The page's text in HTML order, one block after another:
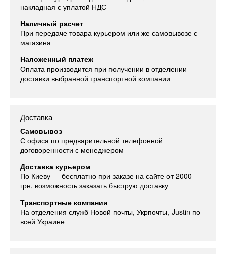
накладная с уплатой НДС
Наличный расчет
При передаче товара курьером или же самовывозе с
магазина
Наложенный платеж
Оплата производится при получении в отделении
доставки выбранной транспортной компании
Доставка
Самовывоз
С офиса по предварительной телефонной
договоренности с менеджером
Доставка курьером
По Киеву — бесплатно при заказе на сайте от 2000
грн, возможность заказать быструю доставку
Транспортные компании
На отделения служб Новой почты, Укрпочты, Justin по
всей Украине